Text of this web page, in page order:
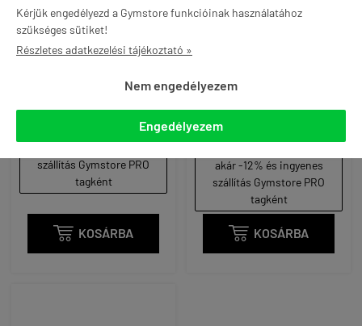
Kérjük engedélyezd a Gymstore funkcióinak használatához
szükséges sütiket!
Részletes adatkezelési tájékoztató »
Nem engedélyezem
Engedélyezem
NAUGHTY BOY - AMINO
13 190 Ft
szállítás Gymstore PRO
tagként
 KOSÁRBA
V2 - PRE WORKOUT - 420
G
19 990 Ft
(48 Ft / G)
akár -12% és ingyenes
szállítás Gymstore PRO
tagként
 KOSÁRBA